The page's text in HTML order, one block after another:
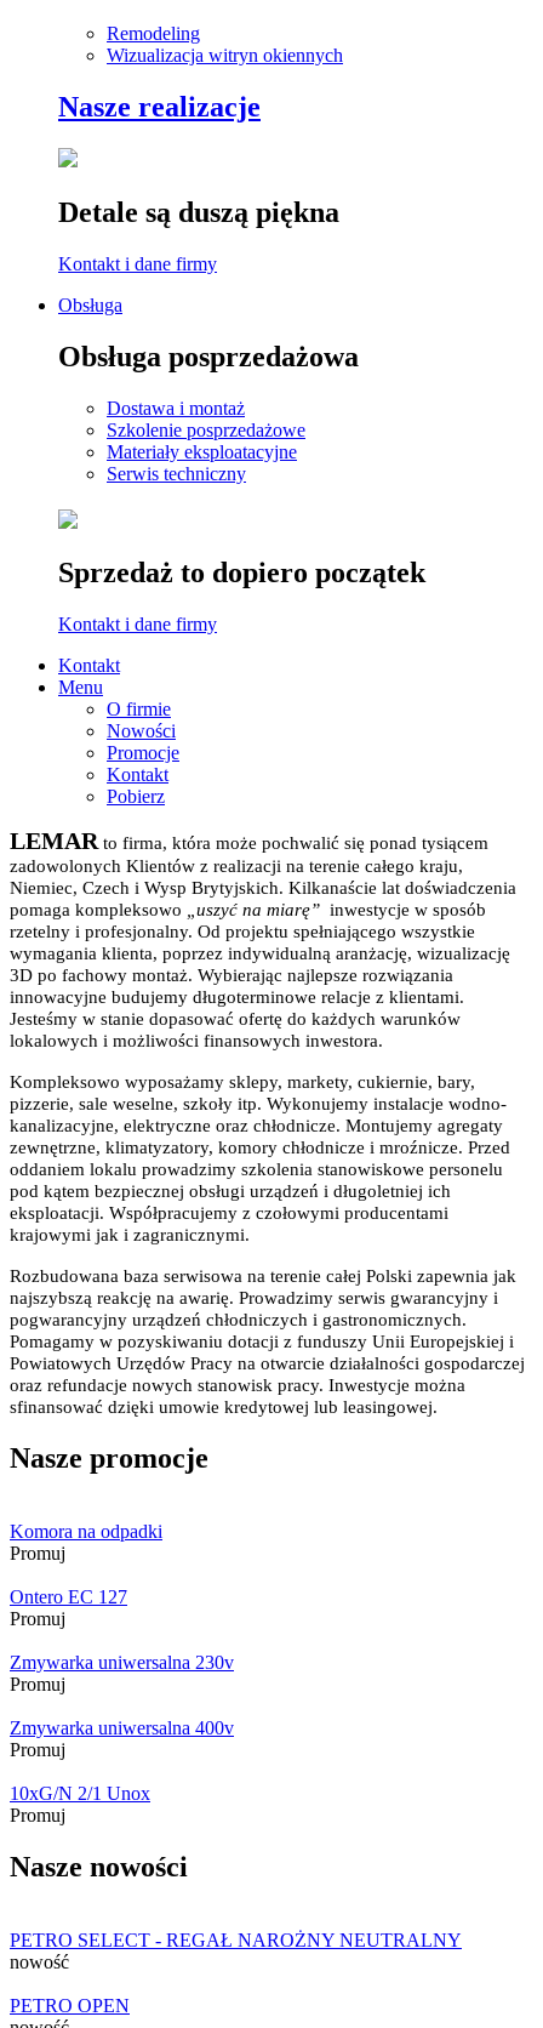
Remodeling
Wizualizacja witryn okiennych
Nasze realizacje
Detale są duszą piękna
Kontakt i dane firmy
Obsługa
Obsługa posprzedażowa
Dostawa i montaż
Szkolenie posprzedażowe
Materiały eksploatacyjne
Serwis techniczny
Sprzedaż to dopiero początek
Kontakt i dane firmy
Kontakt
Menu
O firmie
Nowości
Promocje
Kontakt
Pobierz
LEMAR to firma, która może pochwalić się ponad tysiącem
zadowolonych Klientów z realizacji na terenie całego kraju,
Niemiec, Czech i Wysp Brytyjskich. Kilkanaście lat doświadczenia
pomaga kompleksowo „uszyć na miarę” inwestycje w sposób
rzetelny i profesjonalny. Od projektu spełniającego wszystkie
wymagania klienta, poprzez indywidualną aranżację, wizualizację
3D po fachowy montaż. Wybierając najlepsze rozwiązania
innowacyjne budujemy długoterminowe relacje z klientami.
Jesteśmy w stanie dopasować ofertę do każdych warunków
lokalowych i możliwości finansowych inwestora.
Kompleksowo wyposażamy sklepy, markety, cukiernie, bary,
pizzerie, sale weselne, szkoły itp. Wykonujemy instalacje wodno-
kanalizacyjne, elektryczne oraz chłodnicze. Montujemy agregaty
zewnętrzne, klimatyzatory, komory chłodnicze i mroźnicze. Przed
oddaniem lokalu prowadzimy szkolenia stanowiskowe personelu
pod kątem bezpiecznej obsługi urządzeń i długoletniej ich
eksploatacji. Współpracujemy z czołowymi producentami
krajowymi jak i zagranicznymi.
Rozbudowana baza serwisowa na terenie całej Polski zapewnia jak
najszybszą reakcję na awarię. Prowadzimy serwis gwarancyjny i
pogwarancyjny urządzeń chłodniczych i gastronomicznych.
Pomagamy w pozyskiwaniu dotacji z funduszy Unii Europejskiej i
Powiatowych Urzędów Pracy na otwarcie działalności gospodarczej
oraz refundacje nowych stanowisk pracy. Inwestycje można
sfinansować dzięki umowie kredytowej lub leasingowej.
Nasze promocje
Komora na odpadki
Promuj
Ontero EC 127
Promuj
Zmywarka uniwersalna 230v
Promuj
Zmywarka uniwersalna 400v
Promuj
10xG/N 2/1 Unox
Promuj
Nasze nowości
PETRO SELECT - REGAŁ NAROŻNY NEUTRALNY
nowość
PETRO OPEN